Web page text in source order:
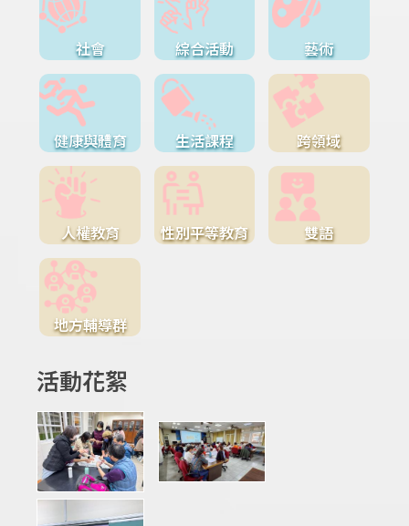
社會 綜合活動 藝術
健康與體育 生活課程 跨領域
人權教育 性別平等教育 雙語
地方輔導群
活動花絮